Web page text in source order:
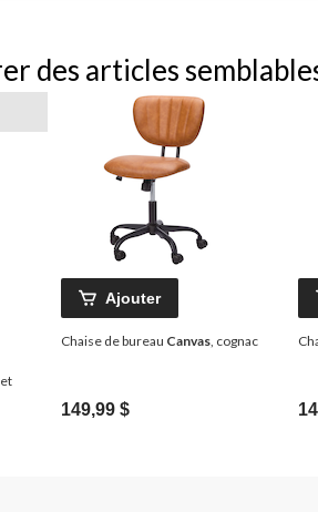
des articles
Ajouter
Chaise de bureau Canvas , cognac
149,99 $